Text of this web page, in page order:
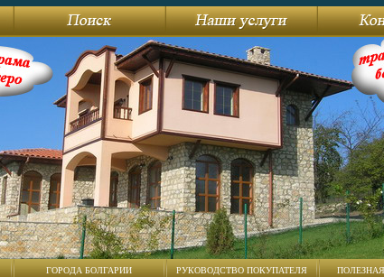
ГОРОДА БОЛГАРИИ РУКОВОДСТВО ПОКУПАТЕЛЯ